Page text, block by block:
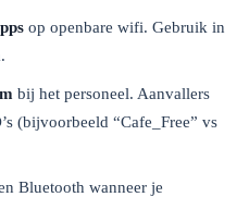
op openbare wifi. Gebruik in
bij het personeel. Aanvallers
(bijvoorbeeld “Cafe_Free” vs
Bluetooth wanneer je